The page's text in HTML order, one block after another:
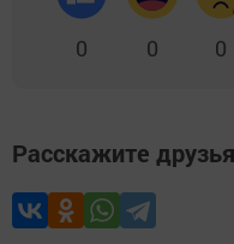
0 0 0
Расскажите